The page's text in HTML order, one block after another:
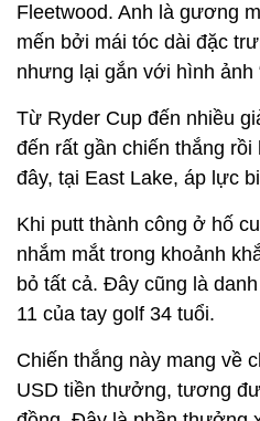
Fleetwood. Anh là gương
mến bởi mái tóc dài đặc
nhưng lại gắn với hình ảnh
Từ Ryder Cup đến nhiều
đến rất gần chiến thắng
đây, tại East Lake, áp lực
Khi putt thành công ở hố
nhắm mắt trong khoảnh
bỏ tất cả. Đây cũng là
11 của tay golf 34 tuổi.
Chiến thắng này mang về
USD tiền thưởng, tương